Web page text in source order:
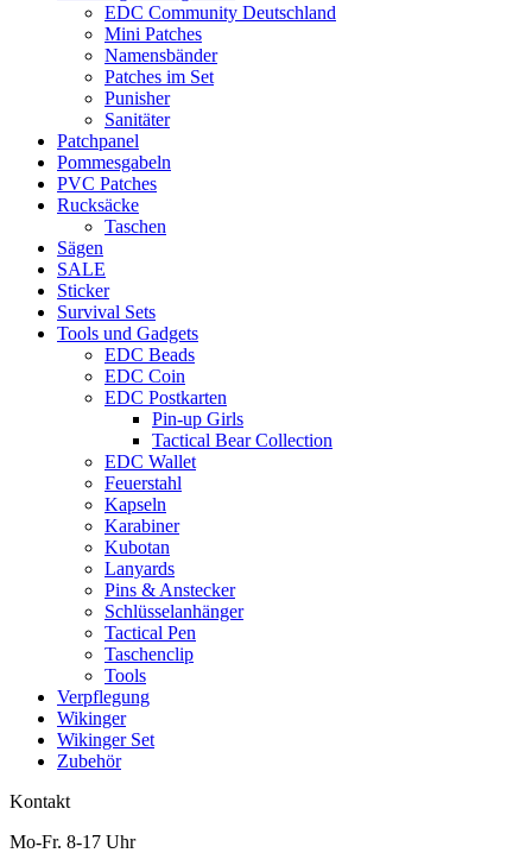
EDC Community Deutschland
Mini Patches
Namensbänder
Patches im Set
Punisher
Sanitäter
Patchpanel
Pommesgabeln
PVC Patches
Rucksäcke
Taschen
Sägen
SALE
Sticker
Survival Sets
Tools und Gadgets
EDC Beads
EDC Coin
EDC Postkarten
Pin-up Girls
Tactical Bear Collection
EDC Wallet
Feuerstahl
Kapseln
Karabiner
Kubotan
Lanyards
Pins & Anstecker
Schlüsselanhänger
Tactical Pen
Taschenclip
Tools
Verpflegung
Wikinger
Wikinger Set
Zubehör
Kontakt
Mo-Fr. 8-17 Uhr